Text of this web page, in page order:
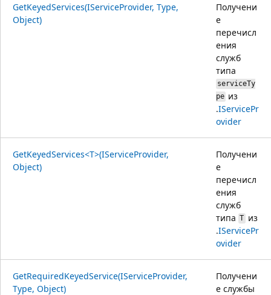
GetKeyedServices(IServiceProvider, Type,
Object)
Получени
е
перечисл
ения
служб
типа
serviceTy
pe из
.IServicePr
ovider
GetKeyedServices<T>(IServiceProvider,
Object)
Получени
е
перечисл
ения
служб
типа Tиз
.IServicePr
ovider
GetRequiredKeyedService(IServiceProvider,
Type, Object)
Получени
е службы